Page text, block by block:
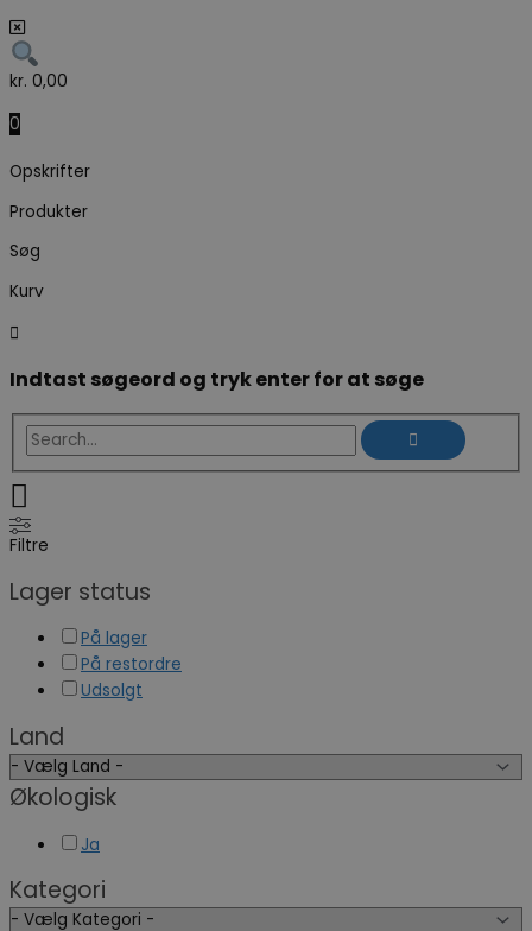
kr. 0,00
0
Opskrifter
Produkter
Søg
Kurv
Indtast søgeord og tryk enter for at søge
Filtre
Lager status
På lager
På restordre
Udsolgt
Land
Økologisk
Ja
Kategori